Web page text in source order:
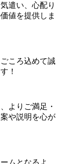
遣い、心配り
値を提供しま
ころ込めて誠
！
よりご満足・
や説明を心が
ムとなるよ